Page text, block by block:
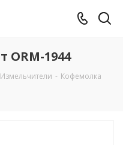
ORM-1944
Измельчители - Кофемолка